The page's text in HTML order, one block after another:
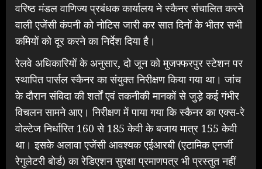
वरिष्ठ मंडल वाणिज्य प्रबंधक कार्यालय ने स्कैनर संचालित करने
वाली एजेंसी कंपनी को नोटिस जारी कर सात दिनों के भीतर सभी
कमियों को दूर करने का निर्देश दिया है।
रेलवे अधिकारियों के अनुसार, दो जून को मुजफ्फरपुर स्टेशन पर
स्थापित पार्सल स्कैनर का संयुक्त निरीक्षण किया गया था। जांच
के दौरान संविदा की शर्तों एवं तकनीकी मानकों से जुड़े कई गंभीर
विचलन सामने आए। निरीक्षण में पाया गया कि स्कैनर का एक्स-रे
वोल्टेज निर्धारित 160 से 185 केवी के बजाय मात्र 155 केवी
था। इसके अलावा एजेंसी आवश्यक एईआरबी (एटामिक एनर्जी
रेगुलेटरी बोर्ड) का रेडिएशन सुरक्षा प्रमाणपत्र भी प्रस्तुत नहीं